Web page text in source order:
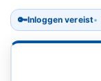
🔑Inloggen vereist